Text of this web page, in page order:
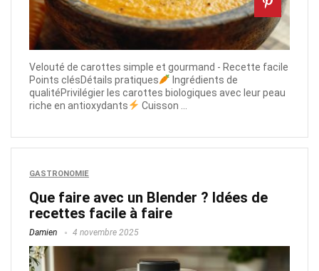
Velouté de carottes simple et gourmand - Recette facile
Points clésDétails pratiques
Ingrédients de
qualitéPrivilégier les carottes biologiques avec leur peau
riche en antioxydants
Cuisson ...
GASTRONOMIE
Que faire avec un Blender ? Idées de
recettes facile à faire
Damien 4 novembre 2025